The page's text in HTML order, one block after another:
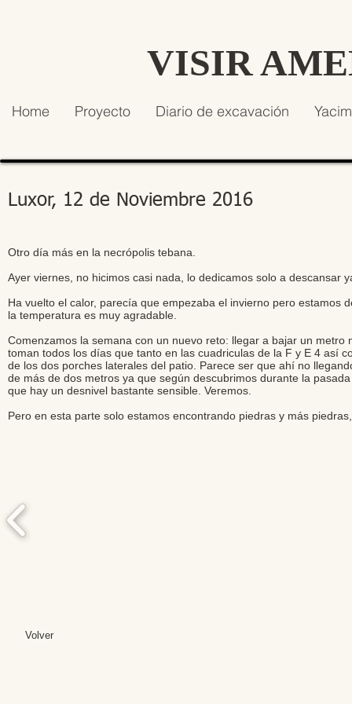
VISIR
Home Proyecto Diario de excavación
Luxor, 12 de Noviembre 2016
Otro día más en la necrópolis tebana.
Ayer viernes, no hicimos casi nada, lo dedicamos solo a descansar
Ha vuelto el calor, parecía que empezaba el invierno pero estamos
la temperatura es muy agradable.
Comenzamos la semana con un nuevo reto: llegar a bajar un
toman todos los días que tanto en las cuadriculas de la F y E 4 así
de los dos porches laterales del patio. Parece ser que ahí no
de más de dos metros ya que según descubrimos durante la
que hay un desnivel bastante sensible. Veremos.
Pero en esta parte solo estamos encontrando piedras y más
Volver